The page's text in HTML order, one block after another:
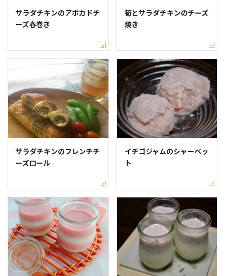
サラダチキンのアボカドチ
ーズ春巻き
筍とサラダチキンのチーズ
焼き
サラダチキンのフレンチチ
ーズロール
イチゴジャムのシャーベッ
ト